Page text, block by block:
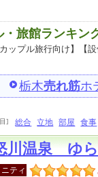
旅館ランキン
ップル旅行向け】【
栃木売れ筋ホ
] 総合 立地 部屋 食事
川温泉 ゆ
ティ